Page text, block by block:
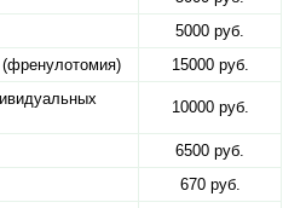
5000 руб.
(френулотомия)
15000 руб.
10000 руб.
6500 руб.
670 руб.